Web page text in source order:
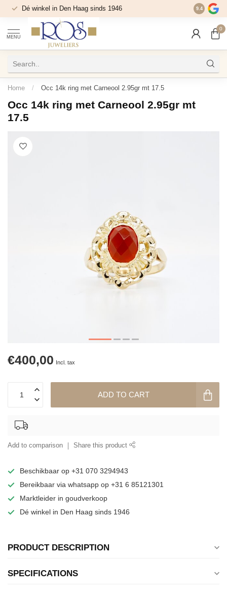
Dé winkel in Den Haag sinds 1946 9.4
MENU
0
Home / Occ 14k ring met Carneool 2.95gr mt 17.5
Occ 14k ring met Carneool 2.95gr mt
17.5
€400,00 Incl. tax
ADD TO CART
Add to comparison Share this product
Beschikbaar op +31 070 3294943
Bereikbaar via whatsapp op +31 6 85121301
Marktleider in goudverkoop
Dé winkel in Den Haag sinds 1946
PRODUCT DESCRIPTION
SPECIFICATIONS